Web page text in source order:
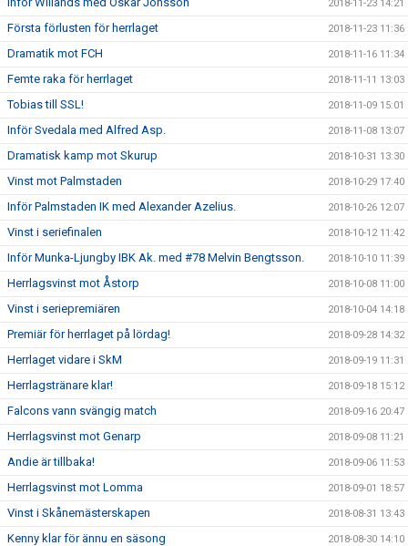
2018-11-23 14:21
Första förlusten för herrlaget 2018-11-23 11:36
Dramatik mot FCH 2018-11-16 11:34
Femte raka för herrlaget 2018-11-11 13:03
Tobias till SSL! 2018-11-09 15:01
Inför Svedala med Alfred Asp. 2018-11-08 13:07
Dramatisk kamp mot Skurup 2018-10-31 13:30
Vinst mot Palmstaden 2018-10-29 17:40
Inför Palmstaden IK med Alexander Azelius. 2018-10-26 12:07
Vinst i seriefinalen 2018-10-12 11:42
Inför Munka-Ljungby IBK Ak. med #78 Melvin Bengtsson. 2018-10-10 11:39
Herrlagsvinst mot Åstorp 2018-10-08 11:00
Vinst i seriepremiären 2018-10-04 14:18
Premiär för herrlaget på lördag! 2018-09-28 14:32
Herrlaget vidare i SkM 2018-09-19 11:31
Herrlagstränare klar! 2018-09-18 15:12
Falcons vann svängig match 2018-09-16 20:47
Herrlagsvinst mot Genarp 2018-09-08 11:21
Andie är tillbaka! 2018-09-06 11:53
Herrlagsvinst mot Lomma 2018-09-01 18:57
Vinst i Skånemästerskapen 2018-08-31 13:43
Kenny klar för ännu en säsong 2018-08-30 14:10